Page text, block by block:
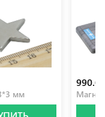
мм
990.0